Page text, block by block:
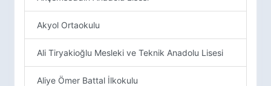
Akyol Ortaokulu
Ali Tiryakioğlu Mesleki ve Teknik Anadolu Lisesi
Aliye Ömer Battal İlkokulu